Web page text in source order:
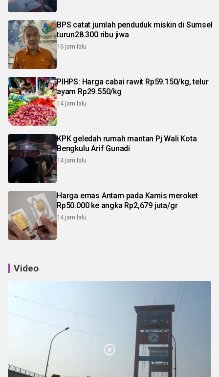
BPS catat jumlah penduduk miskin di Sumsel
turun28.300 ribu jiwa
16 jam lalu
PIHPS: Harga cabai rawit Rp59.150/kg, telur
ayam Rp29.550/kg
14 jam lalu
KPK geledah rumah mantan Pj Wali Kota
Bengkulu Arif Gunadi
14 jam lalu
Harga emas Antam pada Kamis meroket
Rp50.000 ke angka Rp2,679 juta/gr
14 jam lalu
Video